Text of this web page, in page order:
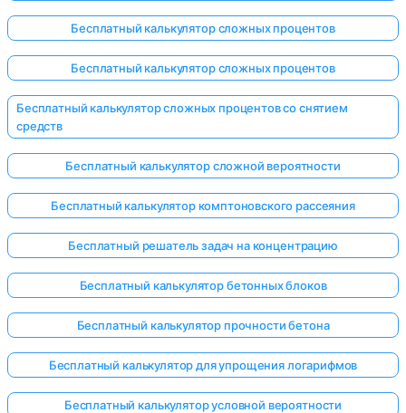
Бесплатный калькулятор сложных процентов
Бесплатный калькулятор сложных процентов
Бесплатный калькулятор сложных процентов со снятием
средств
Бесплатный калькулятор сложной вероятности
Бесплатный калькулятор комптоновского рассеяния
Бесплатный решатель задач на концентрацию
Бесплатный калькулятор бетонных блоков
Бесплатный калькулятор прочности бетона
Бесплатный калькулятор для упрощения логарифмов
Бесплатный калькулятор условной вероятности